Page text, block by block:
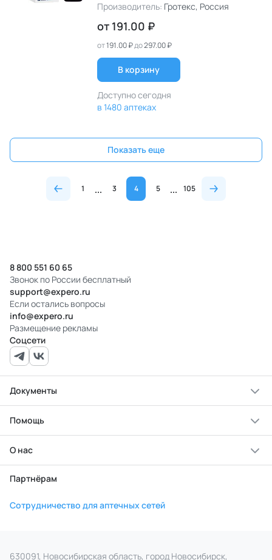
Производитель: Гротекс, Россия
от 191.00 ₽
от191.00 ₽до297.00 ₽
В корзину
Доступно сегодня
в 1480 аптеках
Показать еще
1 3 4 5 105
8 800 551 60 65
Звонок по России бесплатный
support@expero.ru
Если остались вопросы
info@expero.ru
Размещение рекламы
Соцсети
Документы
Помощь
О нас
Партнёрам
Сотрудничество для аптечных сетей
630091, Новосибирская область, город Новосибирск,